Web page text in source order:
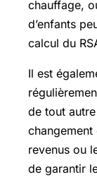
chauffage,
d’enfants
calcul du
Il est
de tout
revenus ou
de garantir